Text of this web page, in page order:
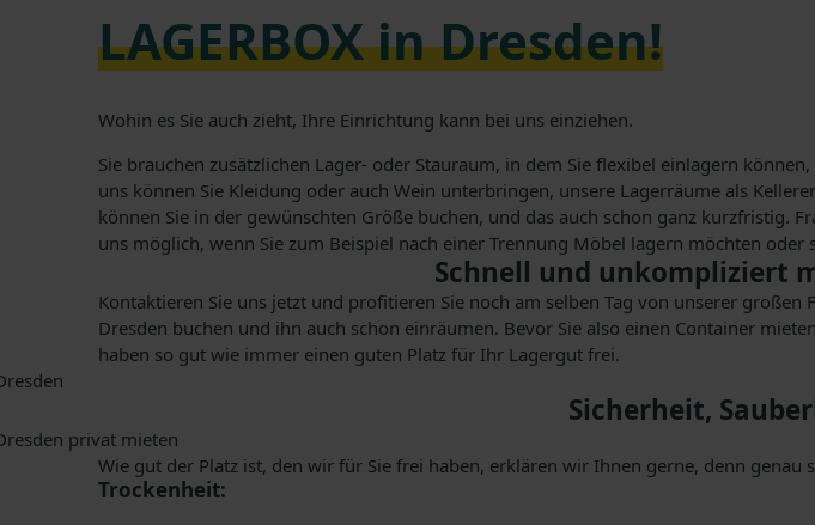
LAGERBOX in Dresden!
Wohin es Sie auch zieht, Ihre Einrichtung kann bei uns einziehen.
Sie brauchen zusätzlichen Lager- oder Stauraum, in dem Sie flexibel einlagern
uns können Sie Kleidung oder auch Wein unterbringen, unsere Lagerräume als
können Sie in der gewünschten Größe buchen, und das auch schon ganz kurzfristig.
uns möglich, wenn Sie zum Beispiel nach einer Trennung Möbel lagern möchten
Schnell und unkompliziert
Kontaktieren Sie uns jetzt und profitieren Sie noch am selben Tag von unserer
Dresden buchen und ihn auch schon einräumen. Bevor Sie also einen Container
haben so gut wie immer einen guten Platz für Ihr Lagergut frei.
Sicherheit,
Wie gut der Platz ist, den wir für Sie frei haben, erklären wir Ihnen gerne, denn genau
Trockenheit: